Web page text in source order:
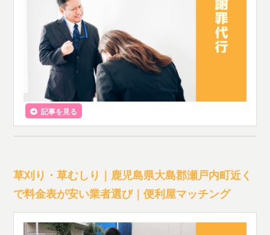
記事を見る
草刈り・草むしり｜鹿児島県大島郡瀬戸内町近く
で料金表が安い業者選び｜便利屋マッチング